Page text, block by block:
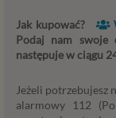
Jak kupować?
Podaj nam swoje
następuje w ciągu
Jeżeli potrzebujesz
alarmowy 112
usługach)
promocji